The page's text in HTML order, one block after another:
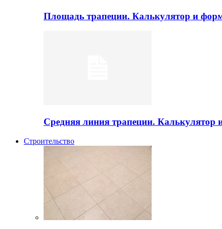
Площадь трапеции. Калькулятор и
Средняя линия трапеции.
Строительство